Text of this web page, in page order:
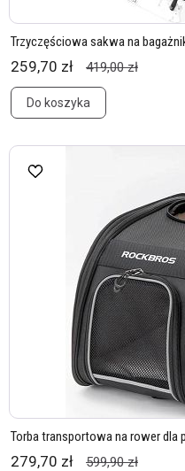
Trzyczęściowa sakwa na
259,70 zł 419,00 zł
Do koszyka
Torba transportowa na rower
279,70 zł 599,90 zł